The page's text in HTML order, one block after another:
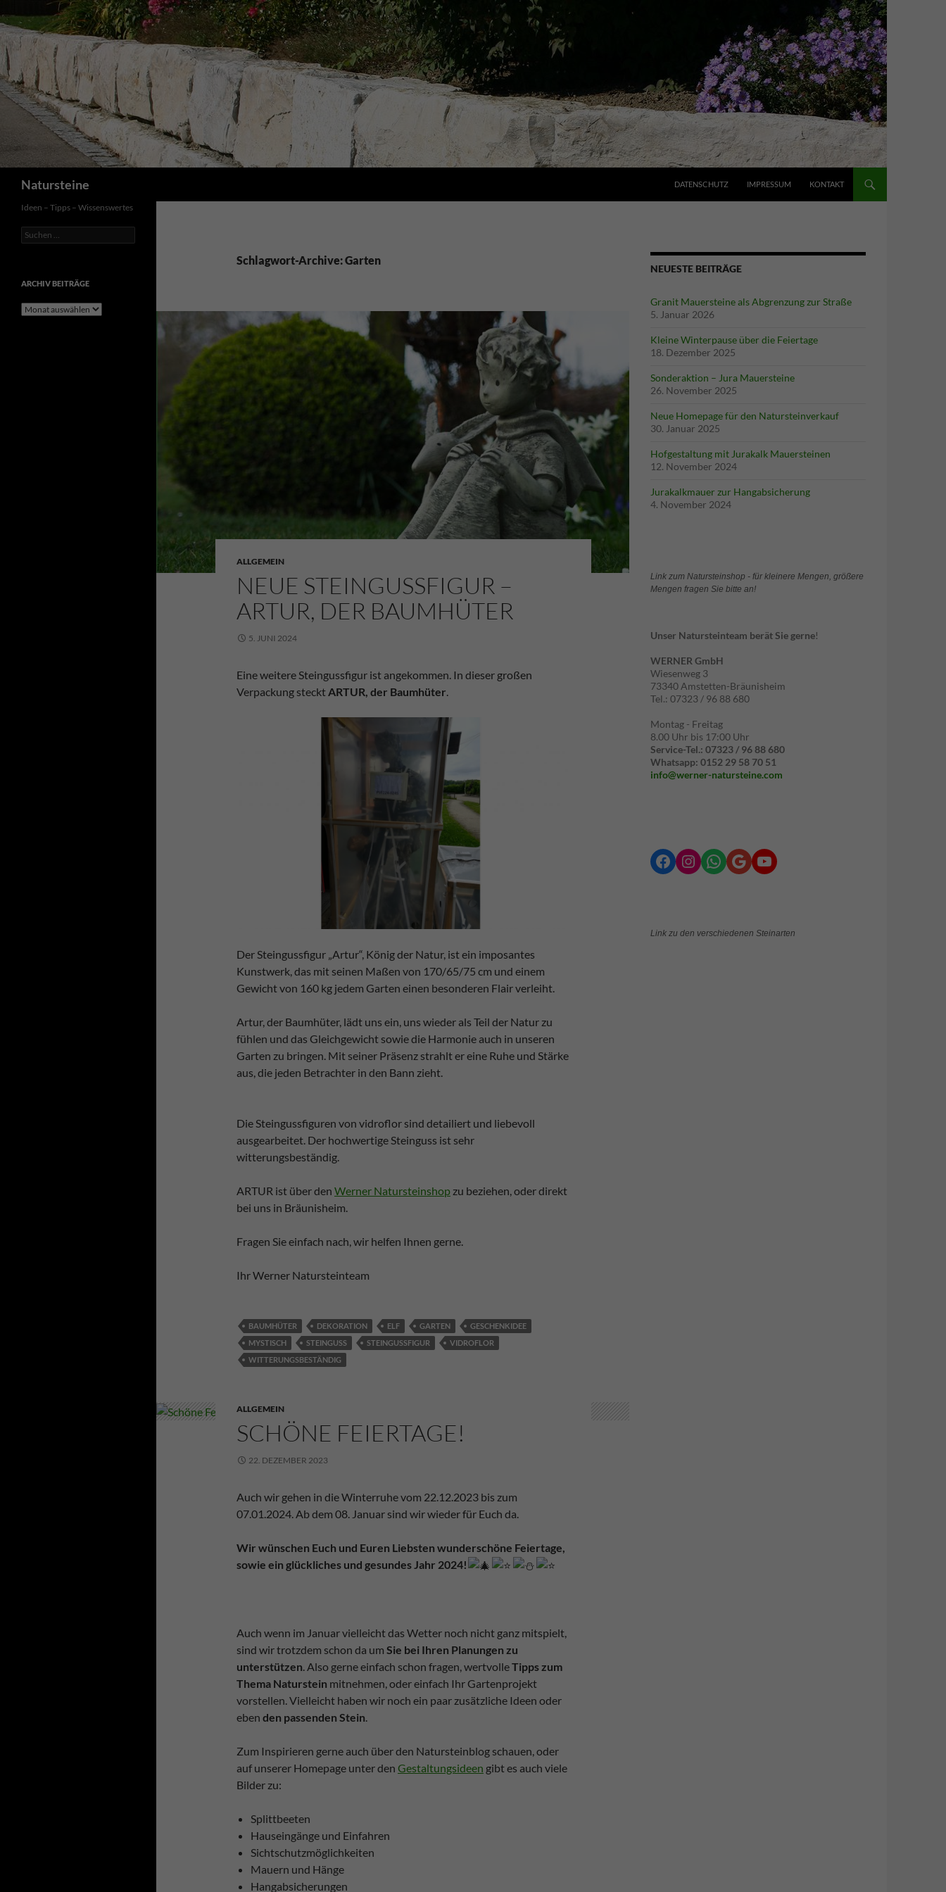
Natursteine
DATENSCHUTZ
IMPRESSUM KONTAKT
Schlagwort-Archive: Garten
ALLGEMEIN
NEUE STEINGUSSFIGUR –
ARTUR, DER BAUMHÜTER
5. JUNI 2024
Eine weitere Steingussfigur ist angekommen. In dieser großen
Verpackung stecktARTUR, der Baumhüter.
Der Steingussfigur „Artur“, König der Natur, ist ein imposantes
Kunstwerk, das mit seinen Maßen von 170/65/75 cm und einem
Gewicht von 160 kg jedem Garten einen besonderen Flair verleiht.
Artur, der Baumhüter, lädt uns ein, uns wieder als Teil der Natur zu
fühlen und das Gleichgewicht sowie die Harmonie auch in unseren
Garten zu bringen. Mit seiner Präsenz strahlt er eine Ruhe und Stärke
aus, die jeden Betrachter in den Bann zieht.
Die Steingussfiguren von vidroflor sind detailiert und liebevoll
ausgearbeitet. Der hochwertige Steinguss ist sehr
witterungsbeständig.
ARTUR ist über den Werner Natursteinshop zu beziehen, oder direkt
bei uns in Bräunisheim.
Fragen Sie einfach nach, wir helfen Ihnen gerne.
Ihr Werner Natursteinteam
BAUMHÜTER DEKORATION ELF GARTEN
GESCHENKIDEE
MYSTISCH
STEINGUSS STEINGUSSFIGUR
VIDROFLOR
WITTERUNGSBESTÄNDIG
ALLGEMEIN
SCHÖNE FEIERTAGE!
22. DEZEMBER 2023
Auch wir gehen in die Winterruhe vom 22.12.2023 bis zum
07.01.2024. Ab dem 08. Januar sind wir wieder für Euch da.
Wir wünschen Euch und Euren Liebsten wunderschöne Feiertage,
sowie ein glückliches und gesundes Jahr 2024!
Auch wenn im Januar vielleicht das Wetter noch nicht ganz mitspielt,
sind wir trotzdem schon da um Sie bei Ihren Planungen zu
unterstützen. Also gerne einfach schon fragen, wertvolleTipps zum
Thema Naturstein mitnehmen, oder einfach Ihr Gartenprojekt
vorstellen. Vielleicht haben wir noch ein paar zusätzliche Ideen oder
eben den passenden Stein.
Zum Inspirieren gerne auch über den Natursteinblog schauen, oder
auf unserer Homepage unter den Gestaltungsideen gibt es auch viele
Bilder zu:
Splittbeeten
Hauseingänge und Einfahren
Sichtschutzmöglichkeiten
Mauern und Hänge
Hangabsicherungen
NEUESTE BEITRÄGE
Granit Mauersteine als Abgrenzung zur Straße
5. Januar 2026
Kleine Winterpause über die Feiertage
18. Dezember 2025
Sonderaktion – Jura Mauersteine
26. November 2025
Neue Homepage für den Natursteinverkauf
30. Januar 2025
Hofgestaltung mit Jurakalk Mauersteinen
12. November 2024
Jurakalkmauer zur Hangabsicherung
4. November 2024
Link zum Natursteinshop - für kleinere Mengen, größere
Mengen fragen Sie bitte an!
Unser Natursteinteam berät Sie gerne!
WERNER GmbH
Wiesenweg 3
73340 Amstetten-Bräunisheim
Tel.: 07323 / 96 88 680
Montag - Freitag
8.00 Uhr bis 17:00 Uhr
Service-Tel.: 07323 / 96 88 680
Whatsapp: 0152 29 58 70 51
info@werner-natursteine.com
Facebook Instagram WhatsApp Google YouTube
Link zu den verschiedenen Steinarten
Ideen – Tipps – Wissenswertes
Suchen
nach:
ARCHIV BEITRÄGE
Archiv